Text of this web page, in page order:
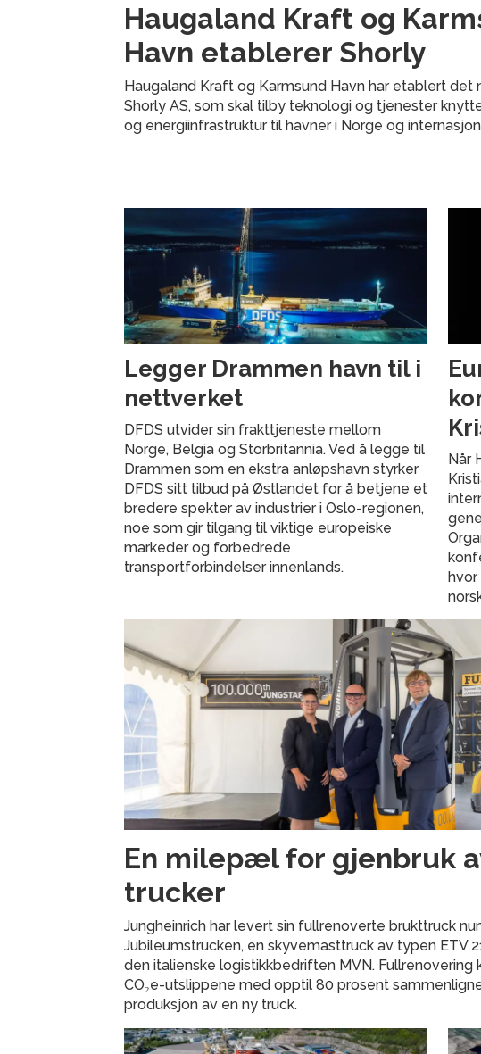
Haugaland Kraft og
Havn etablerer Shorly
Haugaland Kraft og Karmsund Havn har etablert det
Shorly AS, som skal tilby teknologi og tjenester
og energiinfrastruktur til havner i Norge og
Legger Drammen havn til i
nettverket
DFDS utvider sin frakttjeneste mellom
Norge, Belgia og Storbritannia. Ved å legge til
Drammen som en ekstra anløpshavn styrker
DFDS sitt tilbud på Østlandet for å betjene et
bredere spekter av industrier i Oslo-regionen,
noe som gir tilgang til viktige europeiske
markeder og forbedrede
transportforbindelser innenlands.
Når
hvor
En milepæl for gjenbruk
trucker
Jungheinrich har levert sin fullrenoverte brukttruck
Jubileumstrucken, en skyvemasttruck av typen ETV
den italienske logistikkbedriften MVN. Fullrenovering
CO₂e-utslippene med opptil 80 prosent
produksjon av en ny truck.